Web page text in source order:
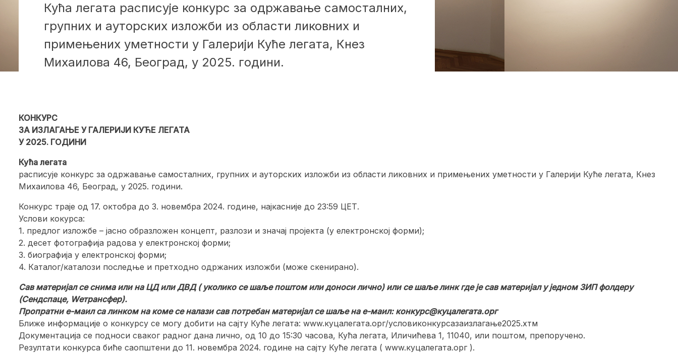
Кућа легата расписује конкурс за одржавање самосталних,
групних и ауторских изложби из области ликовних и
примењених уметности у Галерији Куће легата, Кнез
Михаилова 46, Београд, у 2025. години.
КОНКУРС
ЗА ИЗЛАГАЊЕ У ГАЛЕРИЈИ КУЋЕ ЛЕГАТА
У 2025. ГОДИНИ
Кућа легата
расписује конкурс за одржавање самосталних, групних и ауторских изложби из области ликовних и примењених уметности у Галерији Куће легата, Кнез
Михаилова 46, Београд, у 2025. години.
Конкурс траје од 17. октобра до 3. новембра 2024. године, најкасније до 23:59 ЦЕТ.
Услови кокурса:
1. предлог изложбе – јасно образложен концепт, разлози и значај пројекта (у електронској форми);
2. десет фотографија радова у електронској форми;
3. биографија у електронској форми;
4. Каталог/каталози последње и претходно одржаних изложби (може скенирано).
Сав материјал се снима или на ЦД или ДВД ( уколико се шаље поштом или доноси лично) или се шаље линк где је сав материјал у једном ЗИП фолдеру
(Сендспаце, Wетрансфер).
Пропратни е-маил са линком на коме се налази сав потребан материјал се шаље на е-маил: конкурс@куцалегата.орг
Ближе информације о конкурсу се могу добити на сајту Куће легата: www.куцалегата.орг/условиконкурсазаизлагање2025.хтм
Документација се подноси сваког радног дана лично, од 10 до 15:30 часова, Кућа легата, Иличићева 1, 11040, или поштом, препоручено.
Резултати конкурса биће саопштени до 11. новембра 2024. године на сајту Куће легата ( www.куцалегата.орг ).